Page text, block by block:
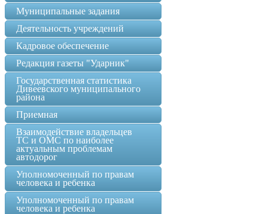
Муниципальные задания
Деятельность учреждений
Кадровое обеспечение
Редакция газеты "Ударник"
Государственная статистика
Дивеевского муниципального
района
Приемная
Взаимодействие владельцев
ТС и ОМС по наиболее
актуальным проблемам
автодорог
Уполномоченный по правам
человека и ребенка
Уполномоченный по правам
человека и ребенка